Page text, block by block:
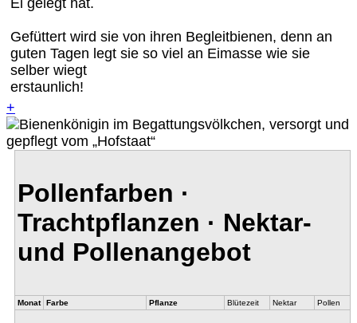
Ei gelegt hat.
Gefüttert wird sie von ihren Begleitbienen, denn an
guten Tagen legt sie so viel an Eimasse wie sie
selber wiegt
erstaunlich!
+
Pollenfarben ·
Trachtpflanzen · Nektar-
und Pollenangebot
Monat Farbe Pflanze Blütezeit Nektar Pollen